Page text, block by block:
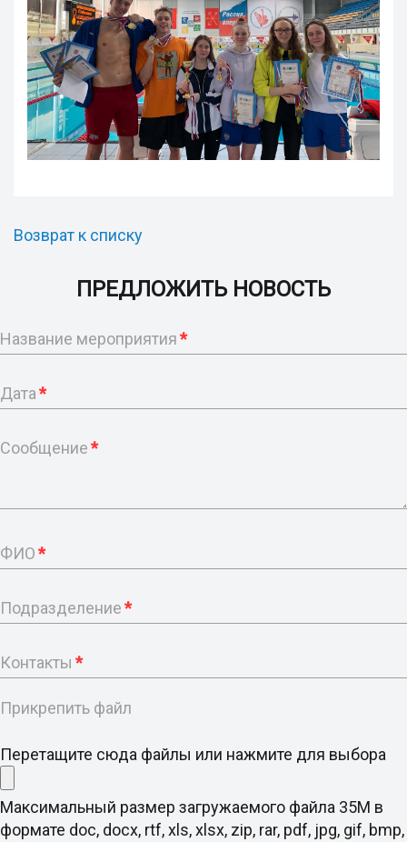
Возврат к списку
ПРЕДЛОЖИТЬ НОВОСТЬ
Название мероприятия*
Дата*
Сообщение*
ФИО*
Подразделение*
Контакты *
Прикрепить файл
Перетащите сюда файлы или нажмите для выбора
Максимальный размер загружаемого файла 35M в
формате doc, docx, rtf, xls, xlsx, zip, rar, pdf, jpg, gif, bmp,